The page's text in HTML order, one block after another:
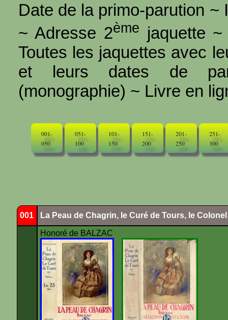
Date de la primo-parution ~
~ Adresse 2ème jaquette
Toutes les jaquettes avec
et leurs dates de
(monographie) ~ Livre en
001-
050
051-
100
101-
150
151-
200
201-
250
251-
300
001 La Peau de Chagrin, le Curé de Tours, le
Honoré de BALZAC